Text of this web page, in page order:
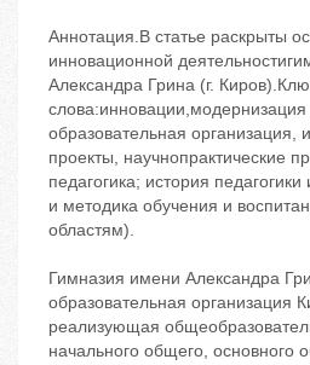
Аннотация.В статье раскрыты
инновационной
Александра Грина (г.
образовательная организация,
проекты, научнопрактические
педагогика; история
и методика обучения и
областям).
Гимназия имени Александра
образовательная организация
реализующая
начального общего, основного